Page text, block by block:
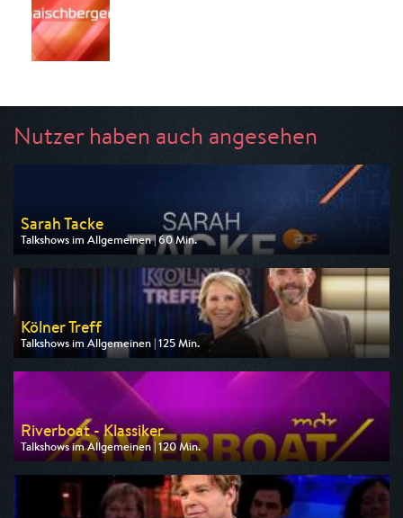
Nutzer haben auch angesehen
Sarah Tacke
Talkshows im Allgemeinen | 60 Min.
Ausgestrahlt von ZDF
am 06.08.2026, 22:15
Kölner Treff
Talkshows im Allgemeinen | 125 Min.
Ausgestrahlt von WDR
am 07.08.2026, 22:00
Riverboat - Klassiker
Talkshows im Allgemeinen | 120 Min.
Ausgestrahlt von MDR
am 07.08.2026, 22:00